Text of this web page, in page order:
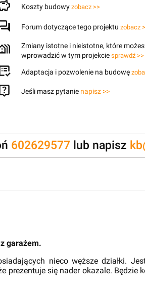
Koszty budowy zobacz >>
Forum dotyczące tego projektu zobacz
Zmiany istotne i nieistotne, które
wprowadzić w tym projekcie sprawdź >>
Adaptacja i pozwolenie na budowę
Jeśli masz pytanie napisz >>
602629577lub napisz
garażem.
nieco węższe działki.
się nader okazale. Będzie